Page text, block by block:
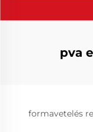
pva
formavetelés